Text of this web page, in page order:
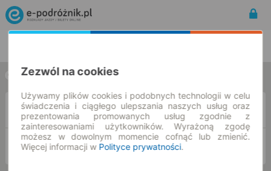
w jedną stronę w obie strony
Z
DO
Zezwól na cookies
Używamy plików cookies i podobnych technologii w celu
świadczenia i ciągłego ulepszania naszych usług oraz
prezentowania promowanych usług zgodnie z
zainteresowaniami użytkowników. Wyrażoną zgodę
możesz w dowolnym momencie cofnąć lub zmienić.
Więcej informacji w Polityce prywatności.